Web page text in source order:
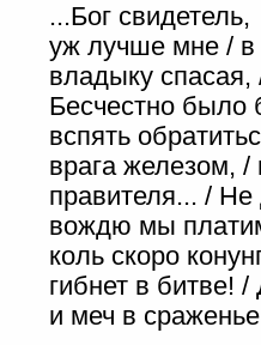
...Бог свидетель,
уж лучше мне / в
владыку
Бесчестно
вспять
врага железом, /
правителя... /
вождю мы
коль скоро
гибнет в битве!
и меч в